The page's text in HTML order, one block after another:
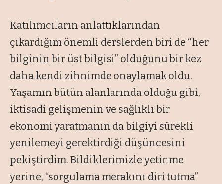
Katılımcıların anlattıklarından
çıkardığım önemli derslerden biri de “her
bilginin bir üst bilgisi” olduğunu bir kez
daha kendi zihnimde onaylamak oldu.
Yaşamın bütün alanlarında olduğu gibi,
iktisadi gelişmenin ve sağlıklı bir
ekonomi yaratmanın da bilgiyi sürekli
yenilemeyi gerektirdiği düşüncesini
pekiştirdim. Bildiklerimizle yetinme
yerine, “sorgulama merakını diri tutma”